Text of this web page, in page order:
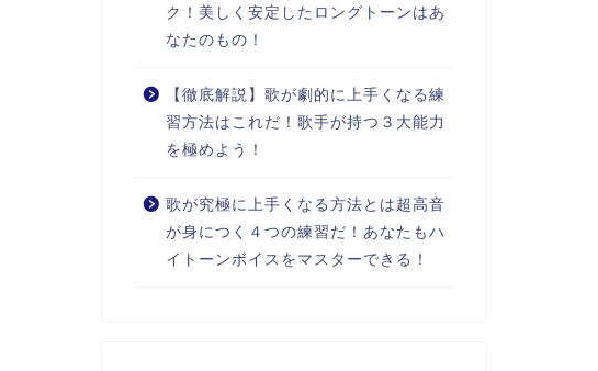
ク！美しく安定したロングトーンはあ
なたのもの！
【徹底解説】歌が劇的に上手くなる練
習方法はこれだ！歌手が持つ３大能力
を極めよう！
歌が究極に上手くなる方法とは超高音
が身につく４つの練習だ！あなたもハ
イトーンボイスをマスターできる！